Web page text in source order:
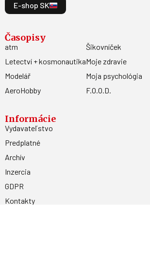
E-shop SK
Časopisy
atm
Letectví + kosmonautika
Modelář
AeroHobby
Šikovníček
Moje zdravie
Moja psychológia
F.O.O.D.
Informácie
Vydavateľstvo
Predplatné
Archív
Inzercia
GDPR
Kontakty